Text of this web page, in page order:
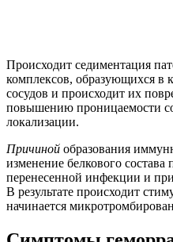
Происходит седиментация
комплексов, образующихся в
сосудов и происходит их
повышению проницаемости
локализации.
Причиной образования
изменение белкового состава
перенесенной инфекции и
В результате происходит
начинается